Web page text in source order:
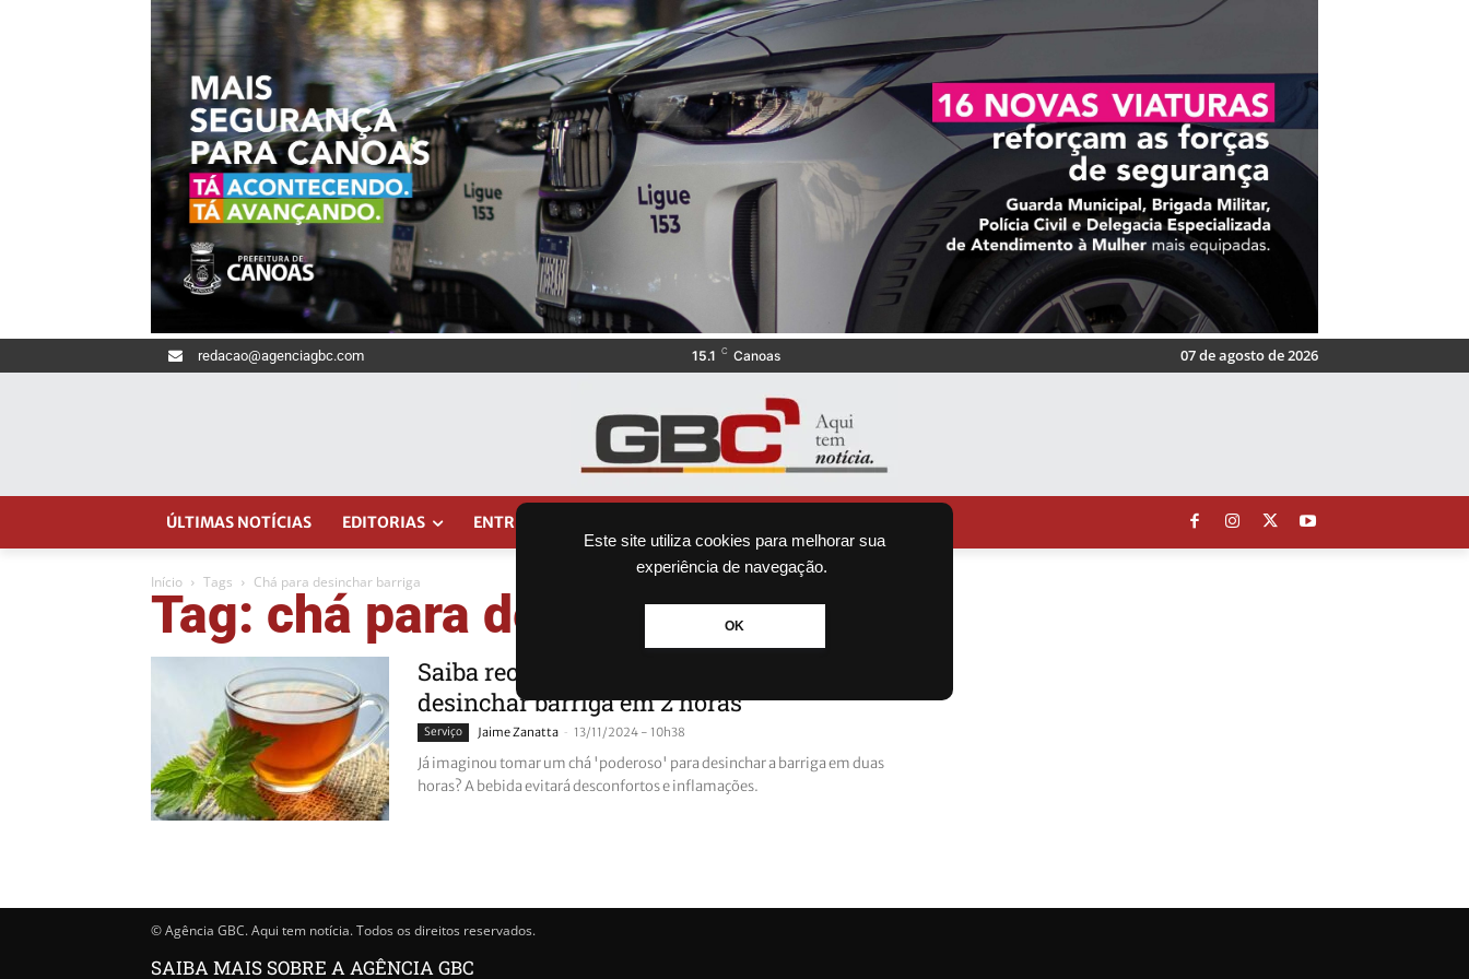
Este site utiliza cookies para melhorar sua
experiência de navegação.
OK
redacao@agenciagbc.com 15.1 C Canoas 07 de agosto de 2026
ÚLTIMAS NOTÍCIAS EDITORIAS ENTRETENIMENTO
Início Tags Chá para desinchar barriga
Tag: chá para desinchar barriga
Saiba receita de chá ‘poderoso’ para
desinchar barriga em 2 horas
Serviço Jaime Zanatta - 13/11/2024 - 10h38
Já imaginou tomar um chá 'poderoso' para desinchar a barriga em duas
horas? A bebida evitará desconfortos e inflamações.
© Agência GBC. Aqui tem notícia. Todos os direitos reservados.
SAIBA MAIS SOBRE A AGÊNCIA GBC